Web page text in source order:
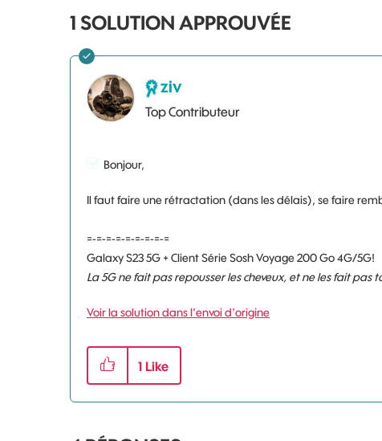
1 SOLUTION APPROUVÉE
ziv
Top Contributeur
Bonjour,
Il faut faire une rétractation (dans les délais), se faire
=-=-=-=-=-=-=-=-=
Galaxy S23 5G + Client Série Sosh Voyage 200 Go 4G/5G!
La 5G ne fait pas repousser les cheveux, et ne les fait pas
Voir la solution dans l'envoi d'origine
1 Like